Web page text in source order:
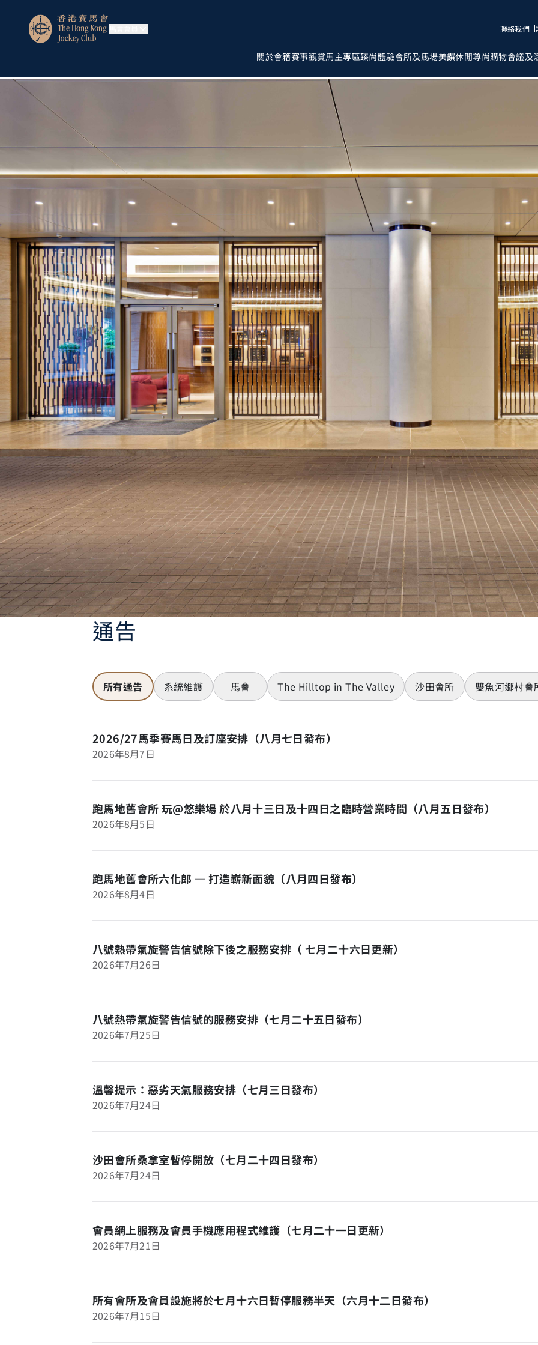
聯絡我們
關於會籍賽事觀賞馬主專區臻尚體驗會所及馬場美饌休閒尊尚購物會議及
通告
所有通告 系統維護 馬會 The Hilltop in The Valley 沙田會所 雙魚河鄉村會
2026/27馬季賽馬日及訂座安排（八月七日發布）
2026年8月7日
跑馬地舊會所 玩@悠樂場 於八月十三日及十四日之臨時營業時間（八月五日發布）
2026年8月5日
跑馬地舊會所六化郎 ─ 打造嶄新面貌（八月四日發布）
2026年8月4日
八號熱帶氣旋警告信號除下後之服務安排（ 七月二十六日更新）
2026年7月26日
八號熱帶氣旋警告信號的服務安排（七月二十五日發布）
2026年7月25日
溫馨提示：惡劣天氣服務安排（七月三日發布）
2026年7月24日
沙田會所桑拿室暫停開放（七月二十四日發布）
2026年7月24日
會員網上服務及會員手機應用程式維護（七月二十一日更新）
2026年7月21日
所有會所及會員設施將於七月十六日暫停服務半天（六月十二日發布）
2026年7月15日